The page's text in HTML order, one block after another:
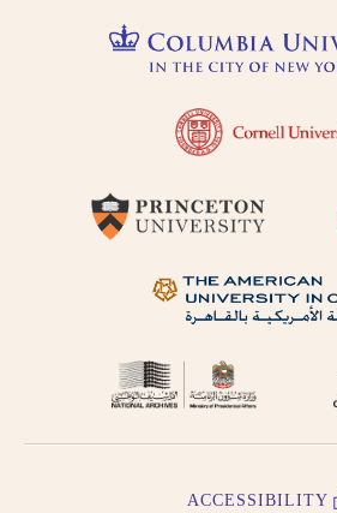
ACCESSIBILITY